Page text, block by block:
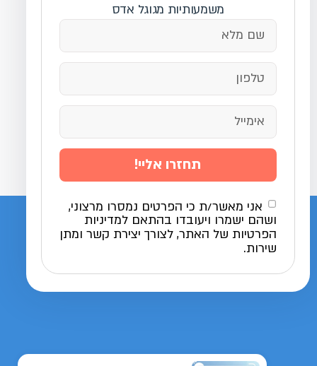
משמעותיות מגוגל אדס
אני מאשר/ת כי הפרטים נמסרו מרצוני,
ושהם ישמרו ויעובדו בהתאם למדיניות
הפרטיות של האתר, לצורך יצירת קשר ומתן
שירות.
תחזרו אליי!